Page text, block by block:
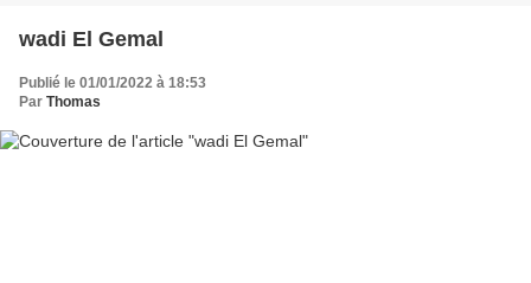
wadi El Gemal
Publié le 01/01/2022 à 18:53
Par Thomas